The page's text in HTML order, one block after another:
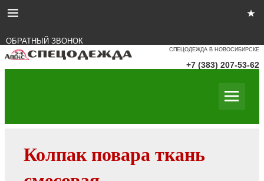
ОБРАТНЫЙ ЗВОНОК
СПЕЦОДЕЖДА В НОВОСИБИРСКЕ
+7 (383) 207-53-62
Колпак повара ткань